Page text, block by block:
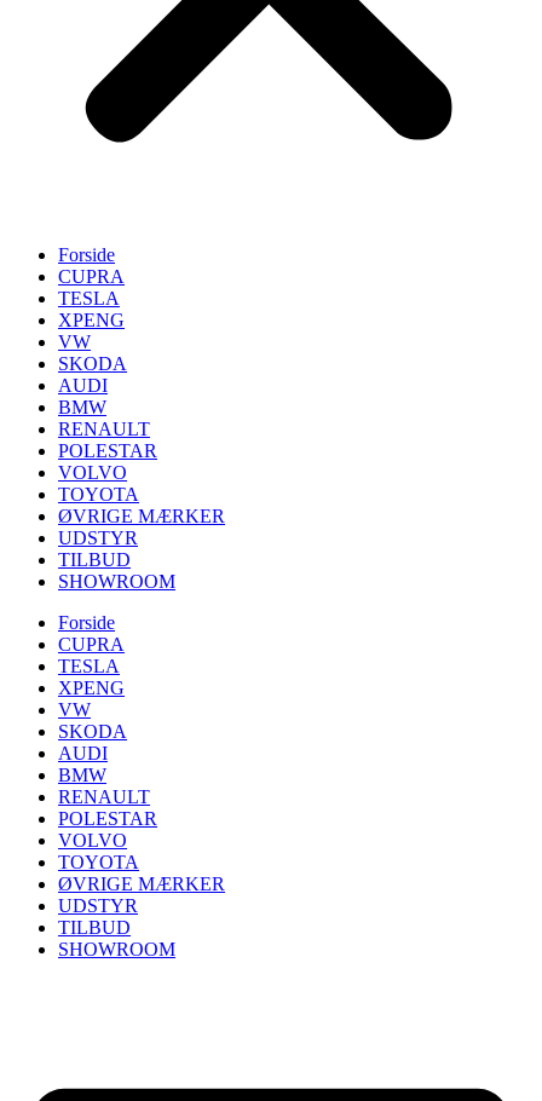
Forside
CUPRA
TESLA
XPENG
VW
SKODA
AUDI
BMW
RENAULT
POLESTAR
VOLVO
TOYOTA
ØVRIGE MÆRKER
UDSTYR
TILBUD
SHOWROOM
Forside
CUPRA
TESLA
XPENG
VW
SKODA
AUDI
BMW
RENAULT
POLESTAR
VOLVO
TOYOTA
ØVRIGE MÆRKER
UDSTYR
TILBUD
SHOWROOM